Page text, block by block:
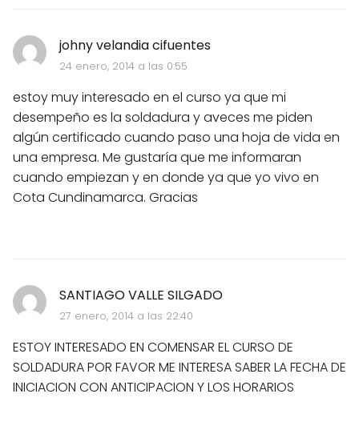
johny velandia cifuentes
24 enero, 2014 a las 0:55
estoy muy interesado en el curso ya que mi
desempeño es la soldadura y aveces me piden
algún certificado cuando paso una hoja de vida en
una empresa. Me gustaría que me informaran
cuando empiezan y en donde ya que yo vivo en
Cota Cundinamarca. Gracias
SANTIAGO VALLE SILGADO
27 enero, 2014 a las 22:40
ESTOY INTERESADO EN COMENSAR EL CURSO DE
SOLDADURA POR FAVOR ME INTERESA SABER LA FECHA DE
INICIACION CON ANTICIPACION Y LOS HORARIOS